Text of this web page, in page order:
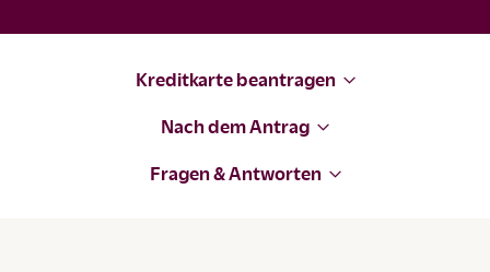
Kreditkarte beantragen
Nach dem Antrag
Fragen & Antworten